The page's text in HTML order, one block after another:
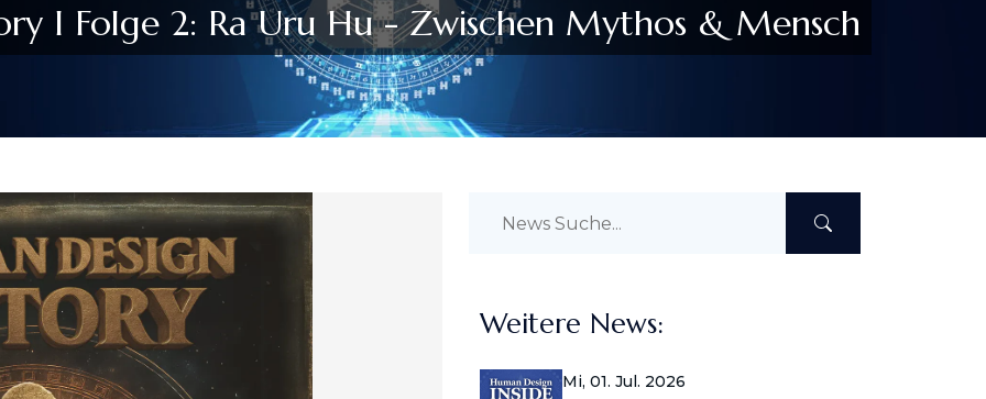
I Folge 2: Ra Uru Hu - Zwischen Mythos & Mensch
Weitere News:
Mi, 01. Jul. 2026